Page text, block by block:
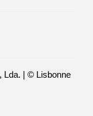
Lda. | © Lisbonne